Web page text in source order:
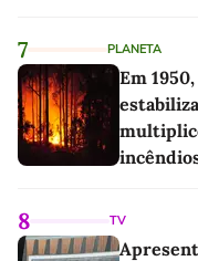
7 PLANETA
Em
8 TV